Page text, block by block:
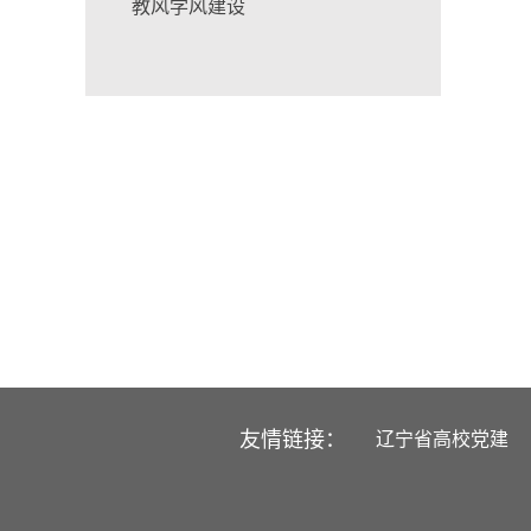
教风学风建设
友情链接： 辽宁省高校党建